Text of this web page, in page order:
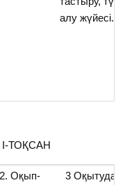
алу жүйесі.
І-ТОҚСАН
2. Оқып-
3 Оқытуда